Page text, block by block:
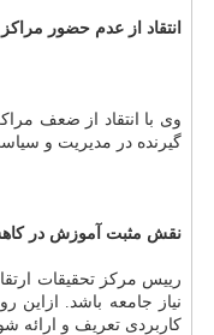
انتقاد از عدم حضور
وی با انتقاد از ضعف
گیرنده در مدیریت و
نقش مثبت آموزش در
رییس مركز تحقیقات
نیاز جامعه باشد. ازاین
كاربردی تعریف و ارائه